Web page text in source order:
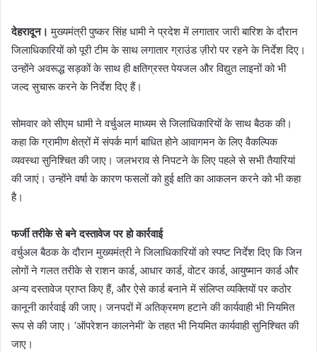
देहरादून। मुख्यमंत्री पुष्कर सिंह धामी ने प्रदेश में लगातार जारी बारिश के दौरान
जिलाधिकारियों को पूरी टीम के साथ लगातार ग्राउंड ज़ीरो पर रहने के निर्देश दिए।
उन्होंने अवरूद्ध सड़कों के साथ ही क्षतिग्रस्त पेयजल और विद्युत लाइनों को भी
जल्द सुचारू करने के निर्देश दिए हैं।
सोमवार को सीएम धामी ने वर्चुअल माध्यम से जिलाधिकारियों के साथ बैठक की।
कहा कि ग्रामीण क्षेत्रों में संपर्क मार्ग बाधित होने आवागमन के लिए वैकल्पिक
व्यवस्था सुनिश्चित की जाए। जलभराव से निपटने के लिए पहले से सभी तैयारियां
की जाएं। उन्होंने वर्षा के कारण फसलों को हुई क्षति का आकलन करने को भी कहा
है।
फर्जी तरीके से बने दस्तावेज पर हो कार्रवाई
वर्चुअल बैठक के दौरान मुख्यमंत्री ने जिलाधिकारियों को स्पष्ट निर्देश दिए कि जिन
लोगों ने गलत तरीके से राशन कार्ड, आधार कार्ड, वोटर कार्ड, आयुष्मान कार्ड और
अन्य दस्तावेज प्राप्त किए हैं, और ऐसे कार्ड बनाने में संलिप्त व्यक्तियों पर कठोर
कानूनी कार्रवाई की जाए। जनपदों में अतिक्रमण हटाने की कार्यवाही भी नियमित
रूप से की जाए। ‘ऑपरेशन कालनेमी’ के तहत भी नियमित कार्यवाही सुनिश्चित की
जाए।